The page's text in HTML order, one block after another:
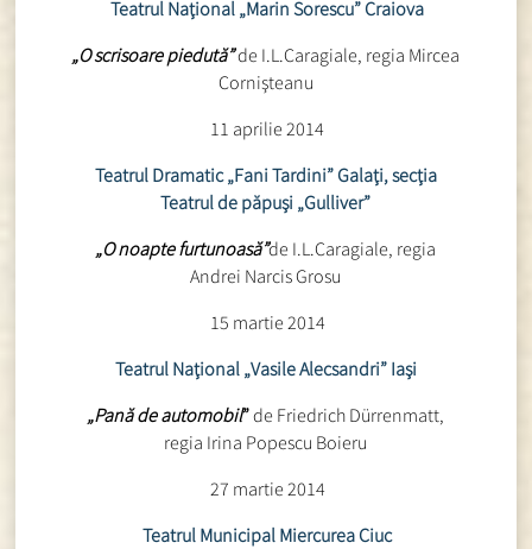
Teatrul Naţional „Marin Sorescu” Craiova
„O scrisoare piedută”de I.L.Caragiale, regia Mircea
Cornişteanu
11 aprilie 2014
Teatrul Dramatic „Fani Tardini” Galaţi, secţia
Teatrul de păpuşi „Gulliver”
„O noapte furtunoasă”de I.L.Caragiale, regia
Andrei Narcis Grosu
15 martie 2014
Teatrul Naţional „Vasile Alecsandri” Iaşi
„Pană de automobil”de Friedrich Dürrenmatt,
regia Irina Popescu Boieru
27 martie 2014
Teatrul Municipal Miercurea Ciuc